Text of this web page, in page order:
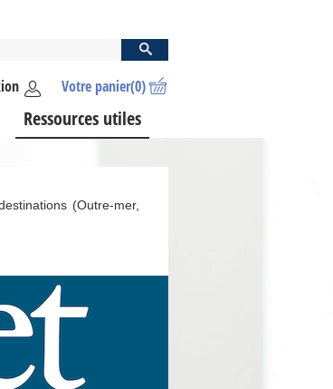
Votre panier(0)
Ressources utiles
(Outre-mer,